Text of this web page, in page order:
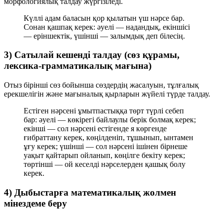
Күллі адам баласын қор қылатын үш нәрсе бар.
Сонан қашпақ керек: әуелі — надандық, екіншісі
— еріншектік, үшінші — залымдық деп білесің.
3) Сатылай кешенді талдау (сөз құрамы,
лексика-грамматикалық мағына)
Отыз бірінші сөз бойынша сөздердің жасалуын, тұлғалық
ерекшелігін және мағыналық қырларын жүйелі түрде талдау.
Естіген нәрсені ұмытпастыққа төрт түрлі себеп
бар: әуелі — көкірегі байлаулы берік болмақ керек;
екінші — сол нәрсені естігенде я көргенде
ғибраттану керек, көңілденіп, тұшынып, ынтамен
ұғу керек; үшінші — сол нәрсені ішінен бірнеше
уақыт қайтарып ойланып, көңілге бекіту керек;
төртінші — ой кеселді нәрселерден қашық болу
керек.
4) Дыбыстарға математикалық жолмен
мінездеме беру